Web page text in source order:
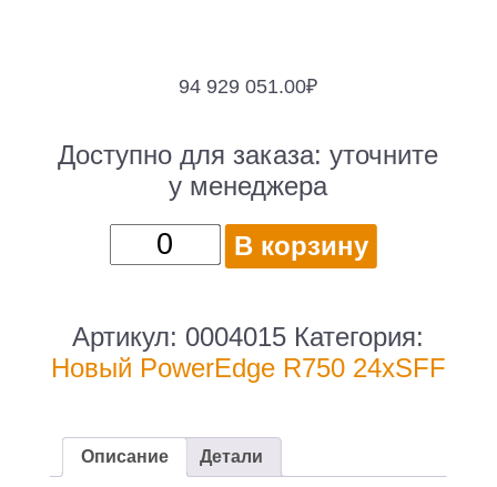
94 929 051.00₽
Доступно для заказа:уточните
у менеджера
Количество
товара
DELL
PowerEdge
/
В корзину
Артикул: 0004015 Категория:
Новый PowerEdge R750 24xSFF
Описание Детали